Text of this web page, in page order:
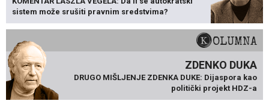
sistem može srušiti pravnim sredstvima?
KOLUMNA
ZDENKO DUKA
DRUGO MIŠLJENJE ZDENKA DUKE: Dijaspora kao
politički projekt HDZ-a